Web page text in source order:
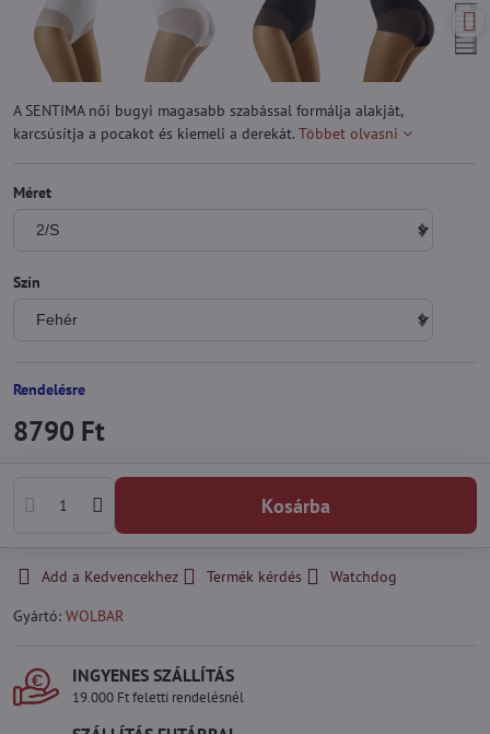
A SENTIMA női bugyi magasabb szabással formálja alakját,
karcsúsítja a pocakot és kiemeli a derekát. Többet olvasni
Méret
Szín
Rendelésre
8790 Ft
Kosárba
Add a Kedvencekhez Termék kérdés
Watchdog
Gyártó: WOLBAR
INGYENES SZÁLLÍTÁS
19.000 Ft feletti rendelésnél